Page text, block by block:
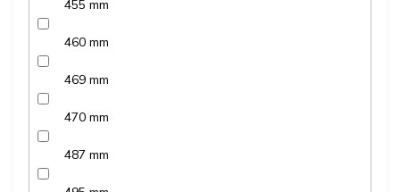
455 mm
460 mm
469 mm
470 mm
487 mm